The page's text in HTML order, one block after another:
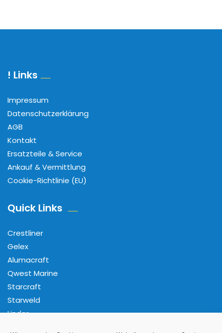
! Links
Impressum
Datenschutzerklärung
AGB
Kontakt
Ersatzteile & Service
Ankauf & Vermittlung
Cookie-Richtlinie (EU)
Quick Links
Crestliner
Gelex
Alumacraft
Qwest Marine
Starcraft
Starweld
Linder